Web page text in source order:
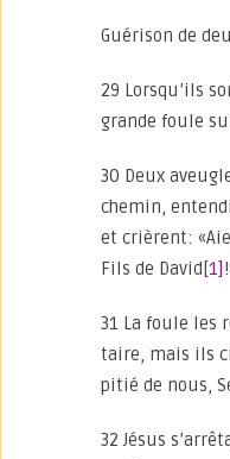
Guérison de
29 Lorsqu’ils
grande foule
30 Deux
chemin,
et crièrent:
Fils de David [1]
31 La foule les
taire, mais ils
pitié de nous,
32 Jésus